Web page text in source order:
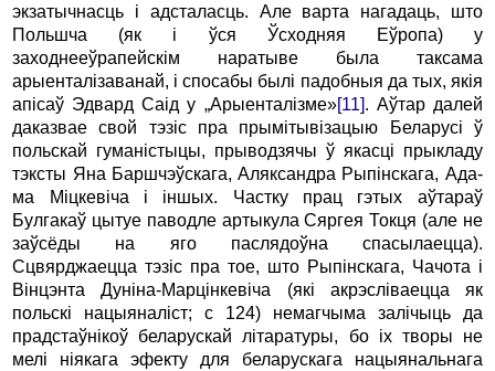
экзатычнасць i адсталасць. Але варта нагадаць, што
Польшча (як i ўся Ўсходняя Еўропа) у
заходнееўрапейскім наратыве была таксама
арыенталізаванай, i спосабы былі падобныя да тых, якія
апісаў Эдвард Саід у „Арыенталізме»[11]. Аўтар далей
даказвае свой тэзіс пра прымітывізацыю Беларусі ў
польскай гуманістыцы, прыводзячы ў якасці прыкладу
тэксты Яна Баршчэўскага, Аляксандра Рыпінскага, Ада­
ма Міцкевіча i іншых. Частку прац гэтых аўтараў
Булгакаў цытуе паводле артыкула Сяргея Токця (але не
заўсёды на яго паслядоўна спасылаецца).
Сцвярджаецца тэзіс пра тое, што Рыпінскага, Чачота i
Вінцэнта Дуніна-Марцінкевіча (які акрэсліваецца як
польскі нацыяналіст; с 124) немагчыма залічыць да
прадстаўнікоў беларускай літаратуры, бо ix творы не
мелі ніякага эфекту для беларускага нацыянальнага